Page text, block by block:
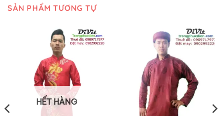
SẢN PHẨM TƯƠNG TỰ
HẾT HÀNG